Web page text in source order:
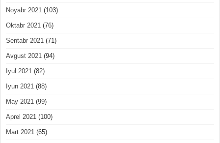
Noyabr 2021 (103)
Oktabr 2021 (76)
Sentabr 2021 (71)
Avgust 2021 (94)
Iyul 2021 (82)
Iyun 2021 (88)
May 2021 (99)
Aprel 2021 (100)
Mart 2021 (65)